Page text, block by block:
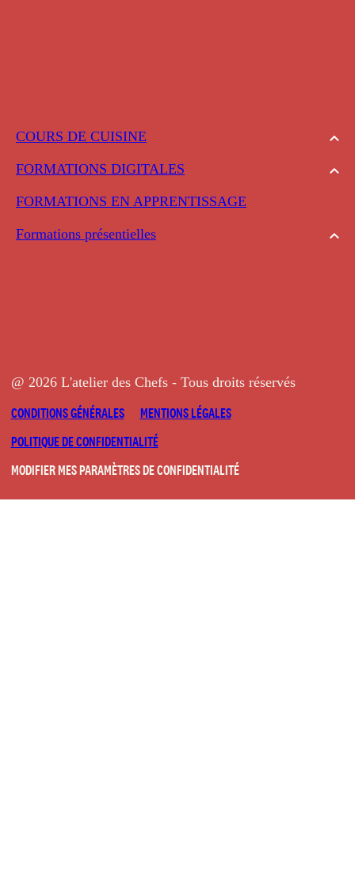
COURS DE CUISINE
FORMATIONS DIGITALES
FORMATIONS EN APPRENTISSAGE
Formations présentielles
@ 2026 L'atelier des Chefs - Tous droits réservés
CONDITIONS GÉNÉRALES
MENTIONS LÉGALES
POLITIQUE DE CONFIDENTIALITÉ
MODIFIER MES PARAMÈTRES DE CONFIDENTIALITÉ